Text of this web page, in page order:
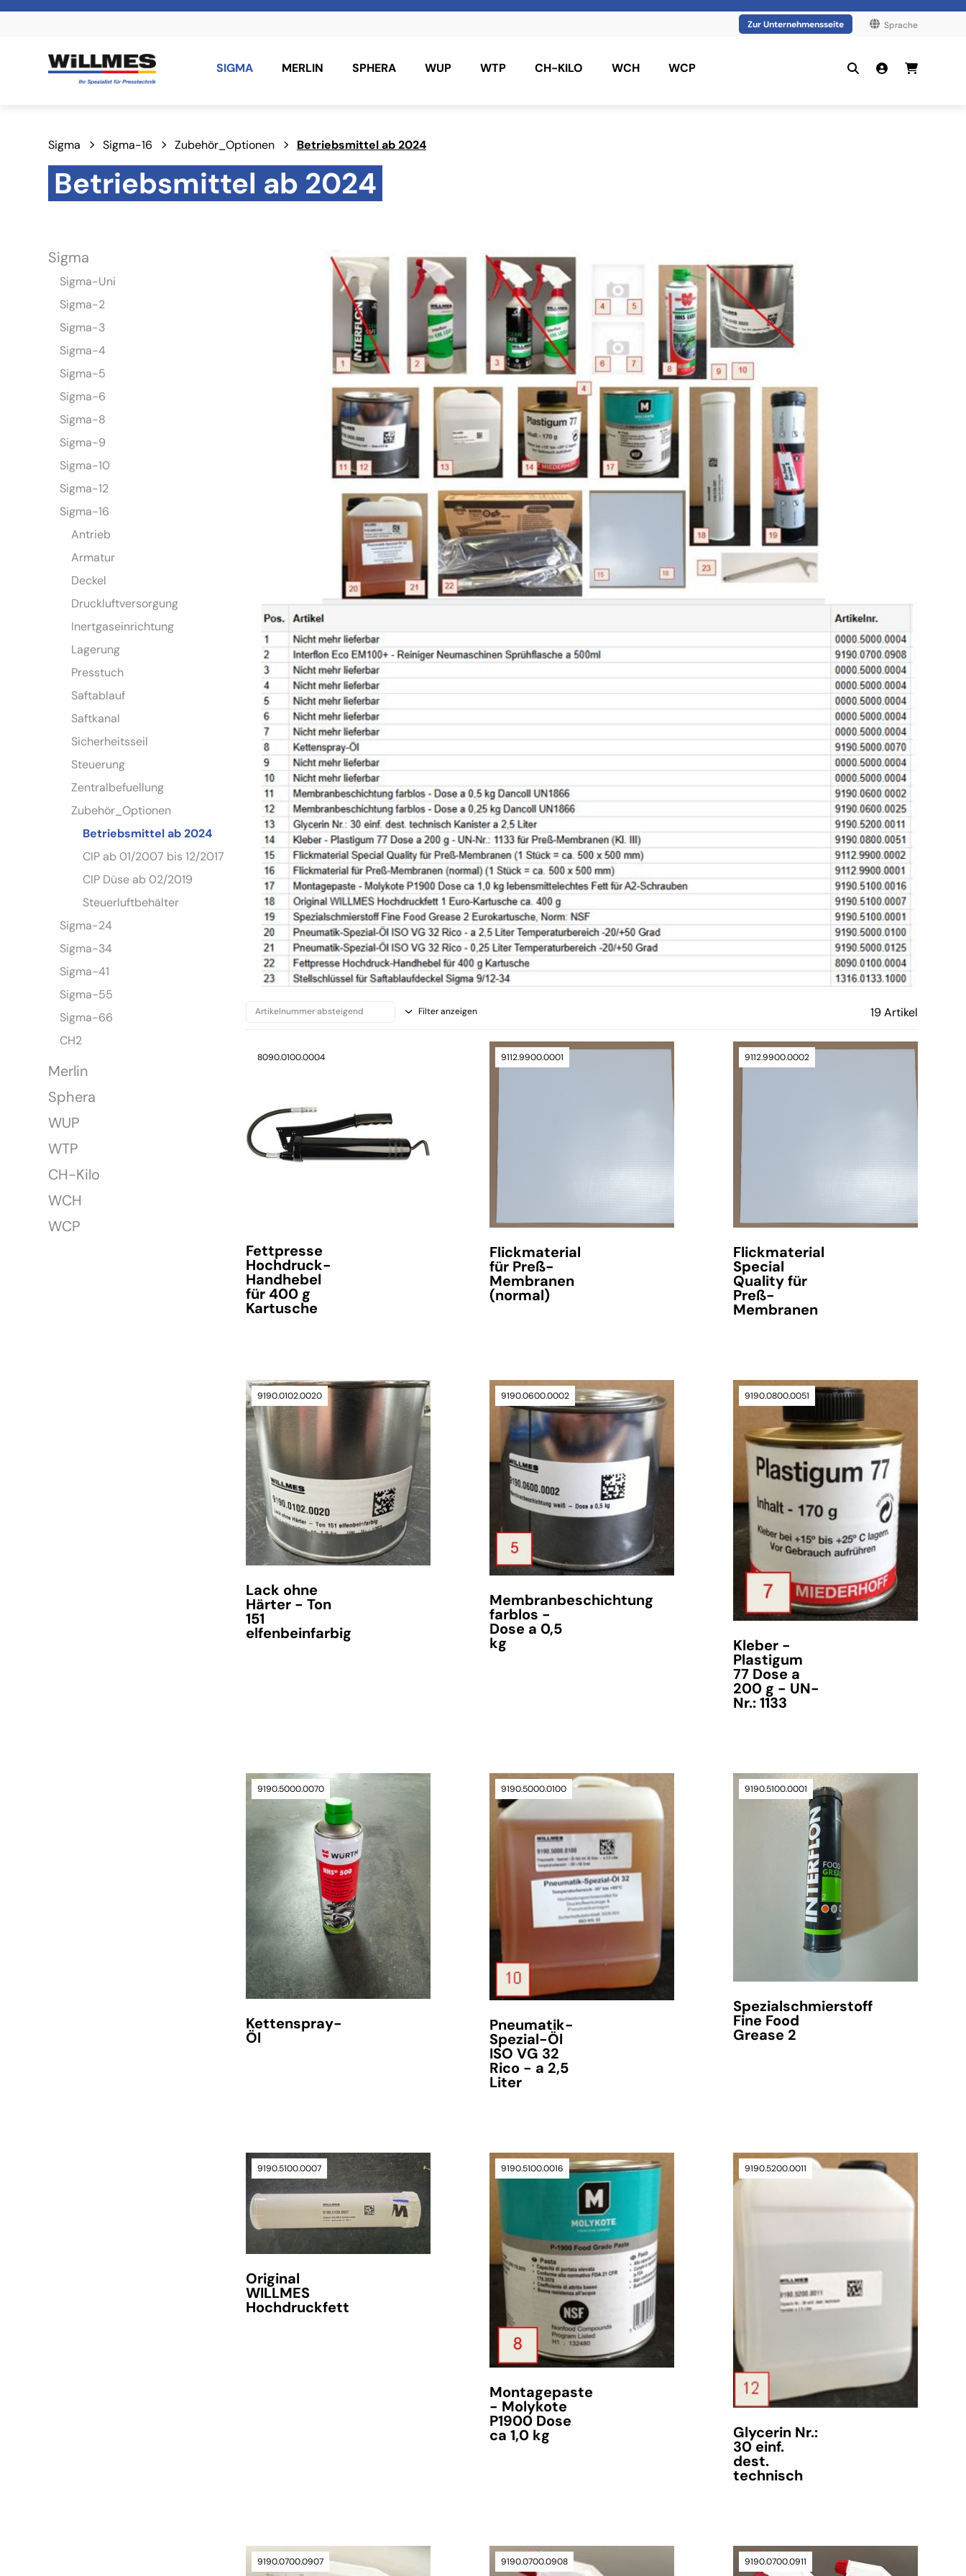
Sprache
Zur Unternehmensseite
SIGMA MERLIN SPHERA WUP WTP CH-KILO WCH WCP
Sigma Sigma-16 Zubehör_Optionen Betriebsmittel ab 2024
Betriebsmittel ab 2024
Sigma
Sigma-Uni
Sigma-2
Sigma-3
Sigma-4
Sigma-5
Sigma-6
Sigma-8
Sigma-9
Sigma-10
Sigma-12
Sigma-16
Antrieb
Armatur
Deckel
Druckluftversorgung
Inertgaseinrichtung
Lagerung
Presstuch
Saftablauf
Saftkanal
Sicherheitsseil
Steuerung
Zentralbefuellung
Zubehör_Optionen
Betriebsmittel ab 2024
CIP ab 01/2007 bis 12/2017
CIP Düse ab 02/2019
Steuerluftbehälter
Sigma-24
Sigma-34
Sigma-41
Sigma-55
Sigma-66
CH2
Merlin
Sphera
WUP
WTP
CH-Kilo
WCH
WCP
Filter anzeigen 19 Artikel
8090.0100.0004
verfügbar
Fettpresse
Hochdruck-
Handhebel
für 400 g
Kartusche
9112.9900.0001
verfügbar
Flickmaterial
für Preß-
Membranen
(normal)
9112.9900.0002
verfügbar
Flickmaterial
Special
Quality für
Preß-
Membranen
9190.0102.0020
Lack ohne
Härter - Ton
151
elfenbeinfarbig
9190.0600.0002
Membranbeschichtung
farblos -
Dose a 0,5
kg
9190.0800.0051
Kleber -
Plastigum
77 Dose a
200 g - UN-
Nr.: 1133
9190.5000.0070
Kettenspray-
Öl
9190.5000.0100
Pneumatik-
Spezial-Öl
ISO VG 32
Rico - a 2,5
Liter
9190.5100.0001
verfügbar
Spezialschmierstoff
Fine Food
Grease 2
9190.5100.0007
Original
WILLMES
Hochdruckfett
9190.5100.0016
verfügbar
Montagepaste
- Molykote
P1900 Dose
ca 1,0 kg
9190.5200.0011
Glycerin Nr.:
30 einf.
dest.
technisch
9190.0700.0907 9190.0700.0908 9190.0700.0911